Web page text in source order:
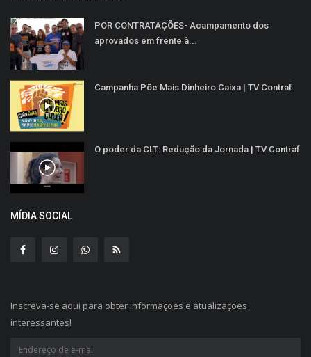
POR CONTRATAÇÕES- Acampamento dos
aprovados em frente à...
Campanha Põe Mais Dinheiro Caixa | TV Contraf
O poder da CLT: Redução da Jornada | TV Contraf
MÍDIA SOCIAL
Inscreva-se aqui para obter informações e atualizações
interessantes!